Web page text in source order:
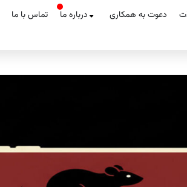
دعوت به همکاری درباره ما تماس با ما